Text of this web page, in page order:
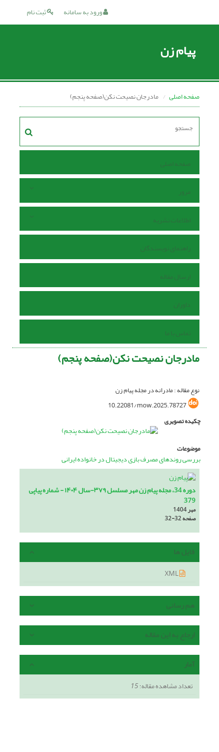
ثبت نام ورود به سامانه
پیام زن
صفحه اصلی مادرجان نصیحت نکن(صفحه پنجم)
صفحه اصلی
مرور
اطلاعات نشریه
راهنمای نویسندگان
ارسال مقاله
داوران
تماس با ما
مادرجان نصیحت نکن(صفحه پنجم)
نوع مقاله : مادرانه در مجله پیام زن
10.22081/mow.2025.78727
چکیده تصویری
موضوعات
بررسی روندهای مصرف بازی دیجیتال در خانواده ایرانی
دوره 34، مجله پیام زن مهر مسلسل ۳۷۹-سال ۱۴۰۴ - شماره پیاپی
379
مهر 1404
صفحه32-32
فایل ها
هم رسانی
ارجاع به این مقاله
آمار
تعداد مشاهده مقاله:15